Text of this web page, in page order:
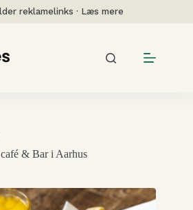
reklamelinks · Læs mere
& Bar i Aarhus